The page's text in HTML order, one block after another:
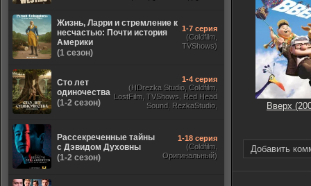
Вверх
Добавить
Жизнь, Ларри и стремление к
несчастью: Почти история
Америки
(1 сезон)
1-7 серия
(Coldfilm,
TVShows)
Сто лет
одиночества
(1-2 сезон)
1-4 серия
(HDrezka Studio, Coldfilm,
LostFilm, TVShows, Red Head
Sound, RezkaStudio,
Рассекреченные тайны
с Дэвидом Духовны
(1-2 сезон)
1-18 серия
(Coldfilm,
Оригинальный)